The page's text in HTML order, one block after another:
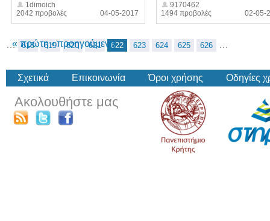
2042 προβολές
1dimoich
04-05-2017
1494 προβολές
9170462
02-05-
« πρώτη ‹ προηγούμενη
… 618 619 620 621 622 623 624 625 626 …
Σχετικά Επικοινωνία Όροι χρήσης Οδηγίες
Ακολουθήστε μας